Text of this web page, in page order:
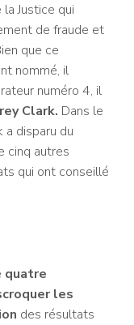
Justice qui
de fraude et
que ce
nommé, il
numéro 4, il
Clark. Dans le
a disparu du
cinq autres
qui ont conseillé
quatre
les
des résultats